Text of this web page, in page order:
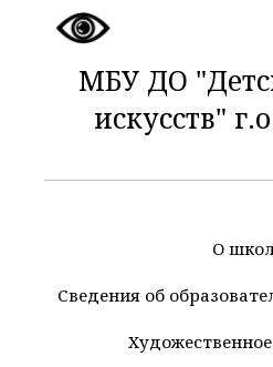
МБУ ДО
искусств"
О
Сведения об